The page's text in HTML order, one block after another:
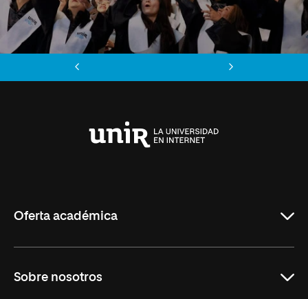
Oferta académica
Formación Continua
Sobre nosotros